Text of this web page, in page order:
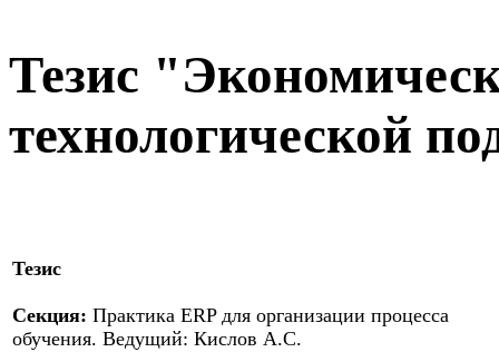
Тезис
технологической
Тезис
Секция: Практика ERP для организации процесса
обучения. Ведущий: Кислов А.С.